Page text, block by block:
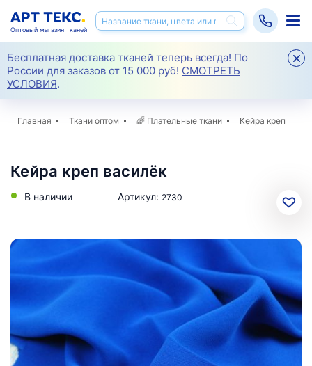
Бесплатная доставка тканей теперь всегда! По
России для заказов от 15 000 руб! СМОТРЕТЬ
УСЛОВИЯ.
Оптовый магазин тканей
Главная Ткани оптом 🌈 Плательные ткани Кейра креп
Кейра креп василёк
В наличии Артикул: 2730